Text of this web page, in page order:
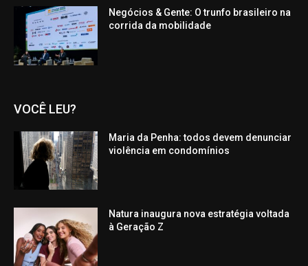
Negócios & Gente: O trunfo brasileiro na
corrida da mobilidade
VOCÊ LEU?
Maria da Penha: todos devem denunciar
violência em condomínios
Natura inaugura nova estratégia voltada
à Geração Z